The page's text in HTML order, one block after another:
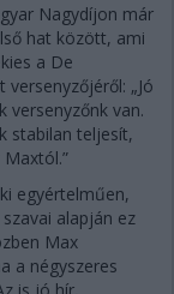
Nagydíjon már
hat között, ami
a De
„Jó
versenyzőnk van.
stabilan teljesít,
egyértelműen,
alapján ez
Max
a négyszeres